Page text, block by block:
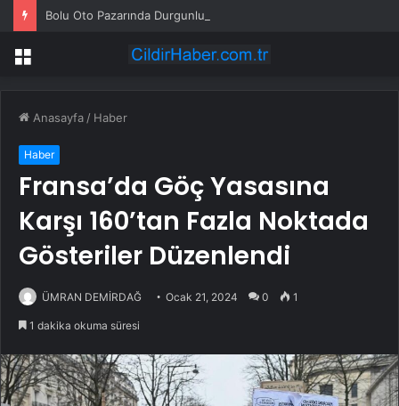
Bolu Oto Pazarında Durgunluk
Menü
Anasayfa / Haber
Haber
Fransa’da Göç Yasasına
Karşı 160’tan Fazla Noktada
Gösteriler Düzenlendi
ÜMRAN DEMİRDAĞ Ocak 21, 2024 0 1
1 dakika okuma süresi